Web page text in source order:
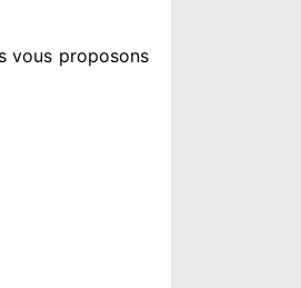
vous proposons